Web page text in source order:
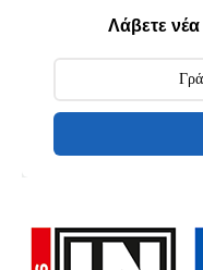
Λάβετε